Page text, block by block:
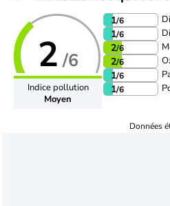
2 /6
Indice pollution
Moyen
1/6
1/6
2/6
2/6
1/6
1/6
Données